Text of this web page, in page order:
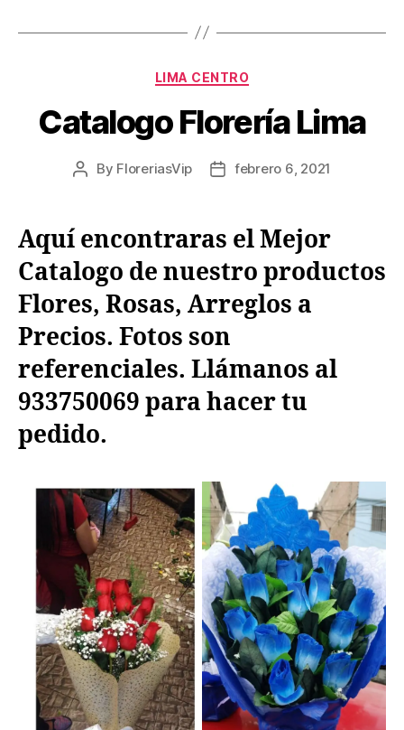
Categories
LIMA CENTRO
Catalogo Florería Lima
Post
By FloreriasVip
Postfebrero 6, 2021
Aquí encontraras el Mejor
Catalogo de nuestro productos
Flores, Rosas, Arreglos a
Precios. Fotos son
referenciales. Llámanos al
933750069 para hacer tu
pedido.